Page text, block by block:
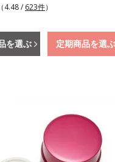
4.48 / 623件）
を選ぶ 定期商品を選ぶ